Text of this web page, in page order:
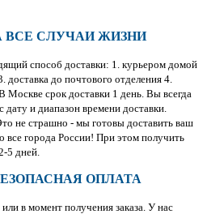
ВСЕ СЛУЧАИ ЖИЗНИ
способ доставки: 1. курьером домой
до почтового отделения 4.
Москве срок доставки 1 день. Вы всегда
и диапазон времени доставки.
не страшно - мы готовы доставить ваш
все города России! При этом получить
5 дней.
ОПЛАТА
в момент получения заказа. У нас